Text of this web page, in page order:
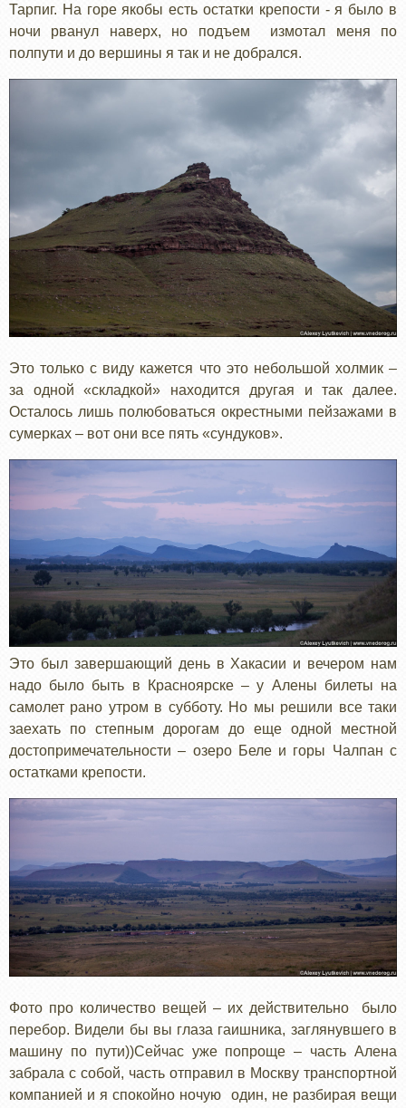
Тарпиг. На горе якобы есть остатки крепости - я было в
ночи рванул наверх, но подъем измотал меня по
полпути и до вершины я так и не добрался.
Это только с виду кажется что это небольшой холмик –
за одной «складкой» находится другая и так далее.
Осталось лишь полюбоваться окрестными пейзажами в
сумерках – вот они все пять «сундуков».
Это был завершающий день в Хакасии и вечером нам
надо было быть в Красноярске – у Алены билеты на
самолет рано утром в субботу. Но мы решили все таки
заехать по степным дорогам до еще одной местной
достопримечательности – озеро Беле и горы Чалпан с
остатками крепости.
Фото про количество вещей – их действительно было
перебор. Видели бы вы глаза гаишника, заглянувшего в
машину по пути))Сейчас уже попроще – часть Алена
забрала с собой, часть отправил в Москву транспортной
компанией и я спокойно ночую один, не разбирая вещи